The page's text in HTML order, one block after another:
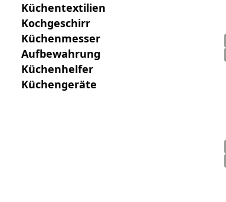
Küchentextilien
Kochgeschirr
Küchenmesser
Aufbewahrung
Küchenhelfer
Küchengeräte